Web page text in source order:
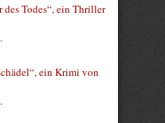
Todes“, ein Thriller
ein Krimi von